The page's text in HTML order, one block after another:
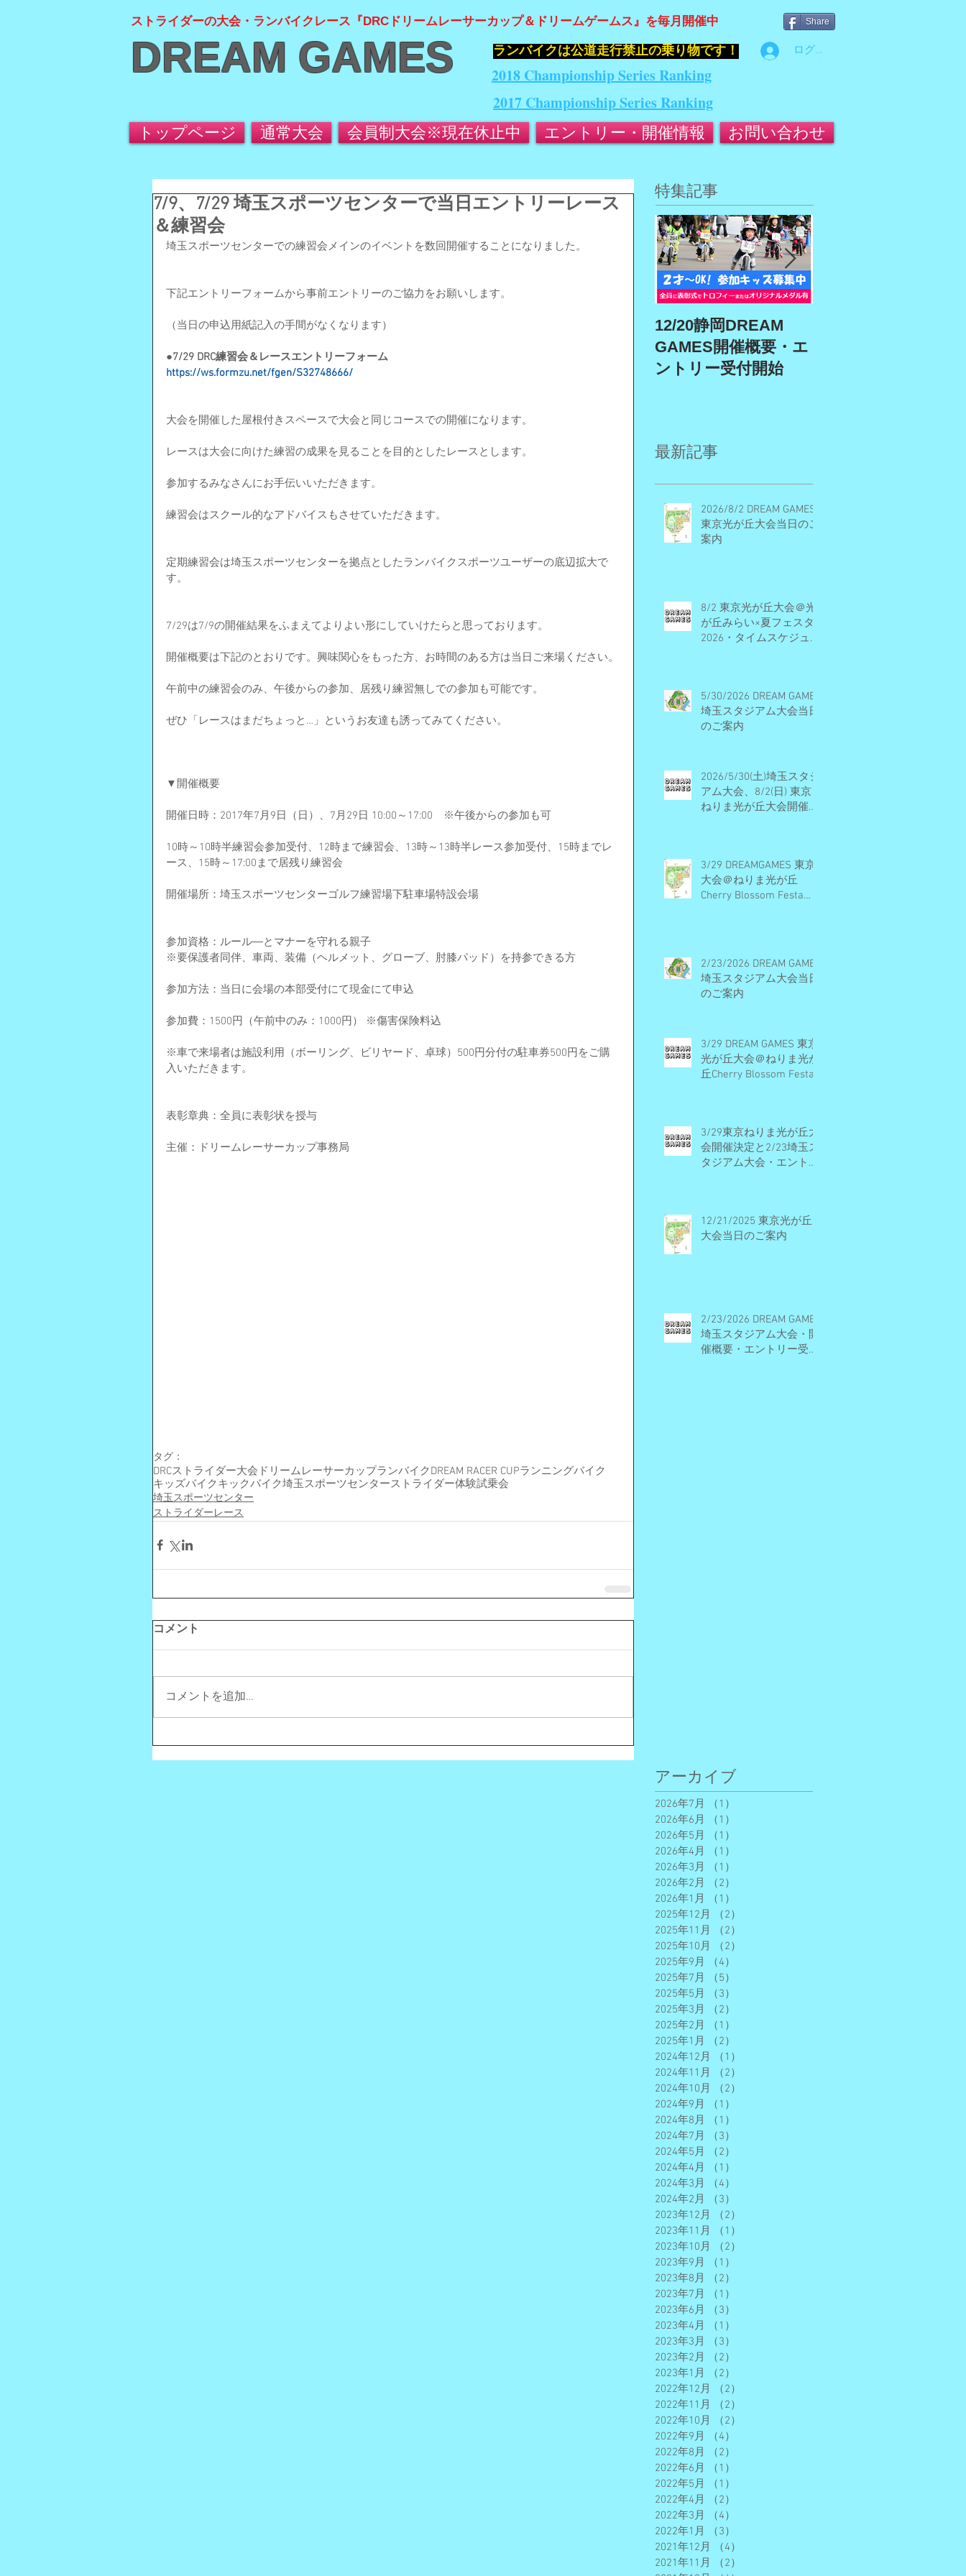
ストライダーの大会・ランバイクレース『DRCドリームレーサーカップ＆ドリームゲームス』を毎月開催中 Share
DREAM GAMES
2017 Championship Series Ranking
2018 Championship Series Ranking
​ランバイクは公道走行禁止の乗り物です！ ログイン
トップページ 通常大会 会員制大会※現在休止中 エントリー・開催情報 お問い合わせ
7/9、7/29 埼玉スポーツセンターで当日エントリーレース
＆練習会
埼玉スポーツセンターでの練習会メインのイベントを数回開催することになりました。
下記エントリーフォームから事前エントリーのご協力をお願いします。
（当日の申込用紙記入の手間がなくなります）
●7/29 DRC練習会＆レースエントリーフォーム
https://ws.formzu.net/fgen/S32748666/
大会を開催した屋根付きスペースで大会と同じコースでの開催になります。
レースは大会に向けた練習の成果を見ることを目的としたレースとします。
参加するみなさんにお手伝いいただきます。
練習会はスクール的なアドバイスもさせていただきます。
定期練習会は埼玉スポーツセンターを拠点としたランバイクスポーツユーザーの底辺拡大で
す。
7/29は7/9の開催結果をふまえてよりよい形にしていけたらと思っております。
開催概要は下記のとおりです。興味関心をもった方、お時間のある方は当日ご来場ください。
午前中の練習会のみ、午後からの参加、居残り練習無しでの参加も可能です。
ぜひ「レースはまだちょっと…」というお友達も誘ってみてください。
▼開催概要
開催日時：2017年7月9日（日）、7月29日 10:00～17:00　※午後からの参加も可
10時～10時半練習会参加受付、12時まで練習会、13時～13時半レース参加受付、15時までレ
ース、15時～17:00まで居残り練習会
開催場所：埼玉スポーツセンターゴルフ練習場下駐車場特設会場
参加資格：ルール―とマナーを守れる親子
※要保護者同伴、車両、装備（ヘルメット、グローブ、肘膝パッド）を持参できる方
参加方法：当日に会場の本部受付にて現金にて申込
参加費：1500円（午前中のみ：1000円） ※傷害保険料込
※車で来場者は施設利用（ボーリング、ビリヤード、卓球）500円分付の駐車券500円をご購
入いただきます。
表彰章典：全員に表彰状を授与
主催：ドリームレーサーカップ事務局
タグ：
DRCストライダー大会 ドリームレーサーカップランバイクDREAM RACER CUPランニングバイク
キッズバイクキックバイク埼玉スポーツセンターストライダー体験試乗会
埼玉スポーツセンター
ストライダーレース
コメント
コメントを追加…
特集記事
12/20静岡DREAM
GAMES開催概要・エ
ントリー受付開始
最新記事
2026/8/2 DREAM GAMES
東京光が丘大会当日のご
案内
8/2 東京光が丘大会＠光
が丘みらい×夏フェスタ
2026・タイムスケジュー
5/30/2026 DREAM GAMES
埼玉スタジアム大会当日
のご案内
2026/5/30(土)埼玉スタジ
アム大会、8/2(日) 東京
ねりま光が丘大会開催決
3/29 DREAMGAMES 東京
大会＠ねりま光が丘
Cherry Blossom Festa
2/23/2026 DREAM GAMES
埼玉スタジアム大会当日
のご案内
3/29 DREAM GAMES 東京
光が丘大会＠ねりま光が
丘Cherry Blossom Festa
3/29東京ねりま光が丘大
会開催決定と2/23埼玉ス
タジアム大会・エントリ
12/21/2025 東京光が丘
大会当日のご案内
2/23/2026 DREAM GAMES
埼玉スタジアム大会・開
催概要・エントリー受付
アーカイブ
2026年7月 （1）
2026年6月
（1）
2026年5月
（1）
2026年4月
（1）
2026年3月
（1）
2026年2月
（2）
2026年1月
（1）
2025年12月
（2）
2025年11月
（2）
2025年10月
（2）
2025年9月
（4）
2025年7月
（5）
2025年5月
（3）
2025年3月
（2）
2025年2月
（1）
2025年1月
（2）
2024年12月
（1）
2024年11月
（2）
2024年10月
（2）
2024年9月
（1）
2024年8月
（1）
2024年7月
（3）
2024年5月
（2）
2024年4月
（1）
2024年3月
（4）
2024年2月
（3）
2023年12月
（2）
2023年11月
（1）
2023年10月
（2）
2023年9月
（1）
2023年8月
（2）
2023年7月
（1）
2023年6月
（3）
2023年4月
（1）
2023年3月
（3）
2023年2月
（2）
2023年1月
（2）
2022年12月
（2）
2022年11月
（2）
2022年10月
（2）
2022年9月
（4）
2022年8月
（2）
2022年6月
（1）
2022年5月
（1）
2022年4月
（2）
2022年3月
（4）
2022年1月
（3）
2021年12月
（4）
2021年11月
（2）